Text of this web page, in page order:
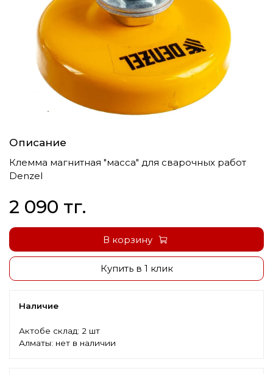
Описание
Клемма магнитная "масса" для сварочных работ
Denzel
2 090 тг.
В корзину
Купить в 1 клик
Наличие
Актобе склад: 2 шт
Алматы: нет в наличии